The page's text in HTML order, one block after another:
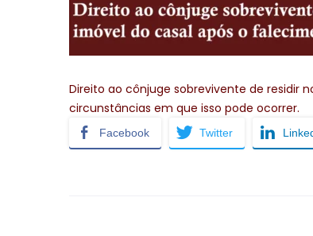
Direito ao cônjuge sobrevivente de residir
circunstâncias em que isso pode ocorrer.
Facebook Twitter